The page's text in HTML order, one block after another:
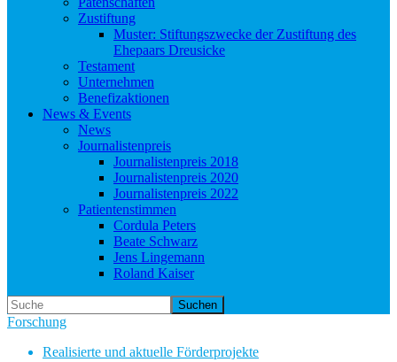
Zustiftung
Muster: Stiftungszwecke der Zustiftung des
Ehepaars Dreusicke
Testament
Unternehmen
Benefizaktionen
News & Events
News
Journalistenpreis
Journalistenpreis 2018
Journalistenpreis 2020
Journalistenpreis 2022
Patientenstimmen
Cordula Peters
Beate Schwarz
Jens Lingemann
Roland Kaiser
Suchen
Forschung
Realisierte und aktuelle Förderprojekte